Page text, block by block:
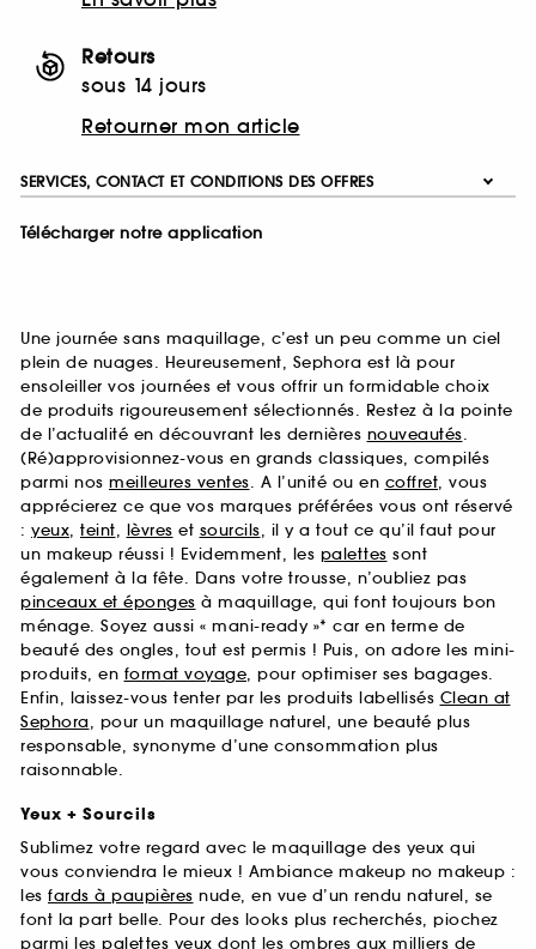
Retours
sous 14 jours
Retourner mon article
SERVICES, CONTACT ET CONDITIONS DES OFFRES
Télécharger notre application
Une journée sans maquillage, c’est un peu comme un ciel
plein de nuages. Heureusement, Sephora est là pour
ensoleiller vos journées et vous offrir un formidable choix
de produits rigoureusement sélectionnés. Restez à la pointe
de l’actualité en découvrant les dernières nouveautés.
(Ré)approvisionnez-vous en grands classiques, compilés
parmi nos meilleures ventes. A l’unité ou en coffret, vous
apprécierez ce que vos marques préférées vous ont réservé
: yeux, teint, lèvres et sourcils, il y a tout ce qu’il faut pour
un makeup réussi ! Evidemment, les palettes sont
également à la fête. Dans votre trousse, n’oubliez pas
pinceaux et éponges à maquillage, qui font toujours bon
ménage. Soyez aussi « mani-ready »* car en terme de
beauté des ongles, tout est permis ! Puis, on adore les mini-
produits, en format voyage, pour optimiser ses bagages.
Enfin, laissez-vous tenter par les produits labellisés Clean at
Sephora, pour un maquillage naturel, une beauté plus
responsable, synonyme d’une consommation plus
raisonnable.
Yeux + Sourcils
Sublimez votre regard avec le maquillage des yeux qui
vous conviendra le mieux ! Ambiance makeup no makeup :
les fards à paupières nude, en vue d’un rendu naturel, se
font la part belle. Pour des looks plus recherchés, piochez
parmi les palettes yeux dont les ombres aux milliers de